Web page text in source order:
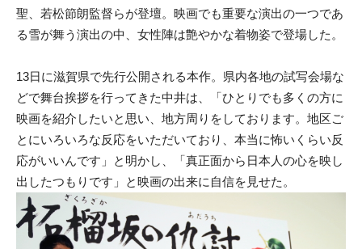
聖、若松節朗監督らが登壇。映画でも重要な演出の一つであ
る雪が舞う演出の中、女性陣は艶やかな着物姿で登場した。
13日に滋賀県で先行公開される本作。県内各地の試写会場な
どで舞台挨拶を行ってきた中井は、「ひとりでも多くの方に
映画を紹介したいと思い、地方周りをしております。地区ご
とにいろいろな反応をいただいており、本当に怖いくらい反
応がいいんです」と明かし、「真正面から日本人の心を映し
出したつもりです」と映画の出来に自信を見せた。